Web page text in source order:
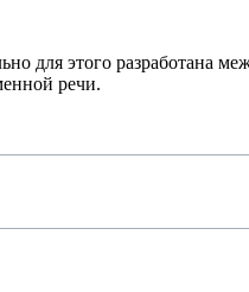
для этого разработана
речи.